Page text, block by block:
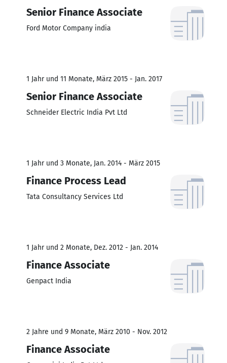
Senior Finance Associate
Ford Motor Company india
1 Jahr und 11 Monate, März 2015 - Jan. 2017
Senior Finance Associate
Schneider Electric India Pvt Ltd
1 Jahr und 3 Monate, Jan. 2014 - März 2015
Finance Process Lead
Tata Consultancy Services Ltd
1 Jahr und 2 Monate, Dez. 2012 - Jan. 2014
Finance Associate
Genpact India
2 Jahre und 9 Monate, März 2010 - Nov. 2012
Finance Associate